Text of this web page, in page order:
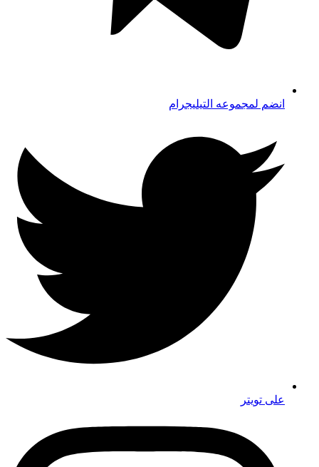
انضم لمجموعه التيليجرام
على تويتر